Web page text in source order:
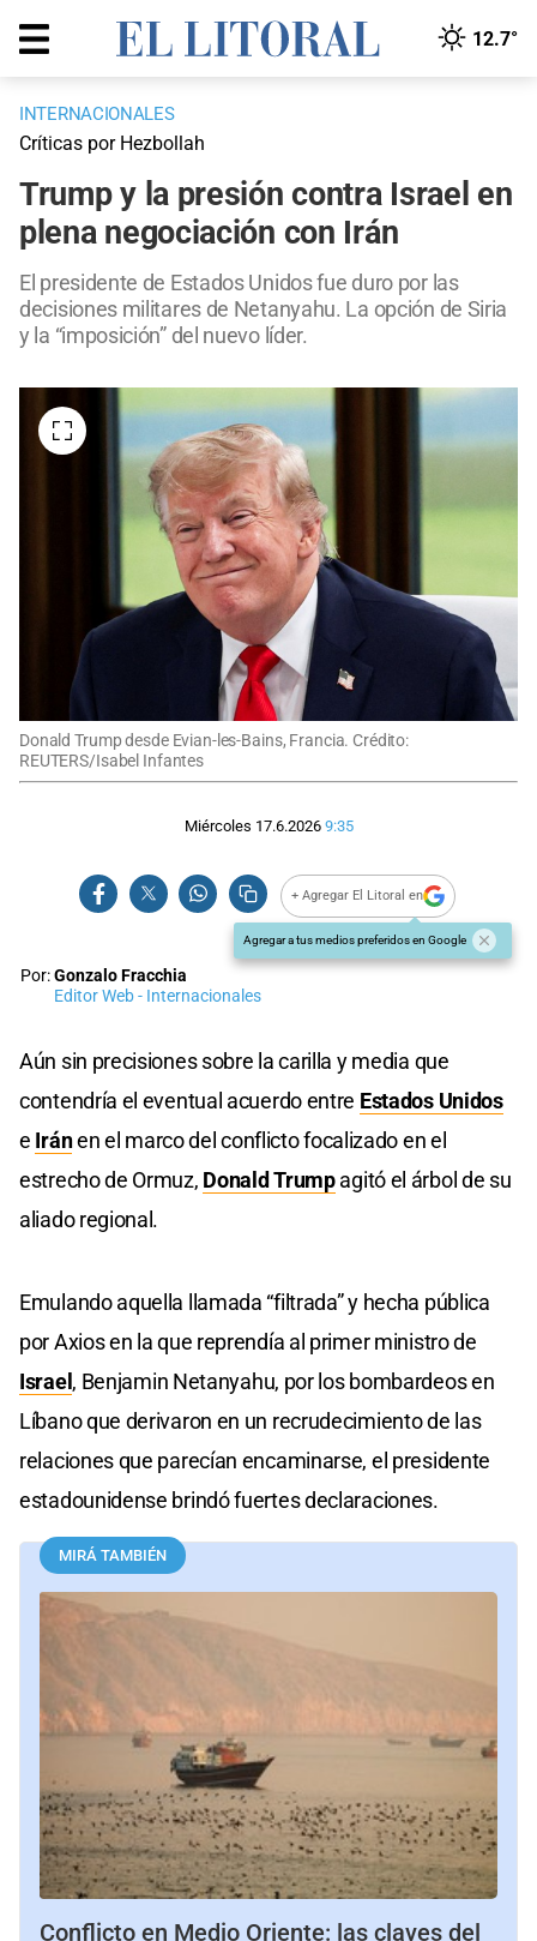
12.7°
INTERNACIONALES
Críticas por Hezbollah
Trump y la presión contra Israel en
plena negociación con Irán
El presidente de Estados Unidos fue duro por las
decisiones militares de Netanyahu. La opción de Siria
y la “imposición” del nuevo líder.
Donald Trump desde Evian-les-Bains, Francia. Crédito:
REUTERS/Isabel Infantes
Miércoles 17.6.2026 9:35
+ Agregar El Litoral en
Agregar a tus medios preferidos en Google
Por:Gonzalo Fracchia
Editor Web - Internacionales
Aún sin precisiones sobre la carilla y media que
contendría el eventual acuerdo entre Estados Unidos
e Iránen el marco del conflicto focalizado en el
estrecho de Ormuz, Donald Trumpagitó el árbol de su
aliado regional.
Emulando aquella llamada “filtrada” y hecha pública
por Axios en la que reprendía al primer ministro de
Israel, Benjamin Netanyahu, por los bombardeos en
Líbano que derivaron en un recrudecimiento de las
relaciones que parecían encaminarse, el presidente
estadounidense brindó fuertes declaraciones.
MIRÁ TAMBIÉN
Conflicto en Medio Oriente: las claves del